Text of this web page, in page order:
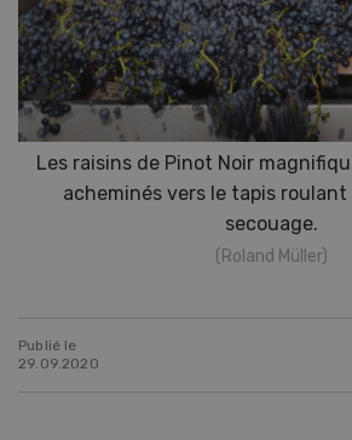
Les raisins de Pinot Noir
acheminés vers le tapis roulant
secouage.
(Roland Müller)
Publié le
29.09.2020